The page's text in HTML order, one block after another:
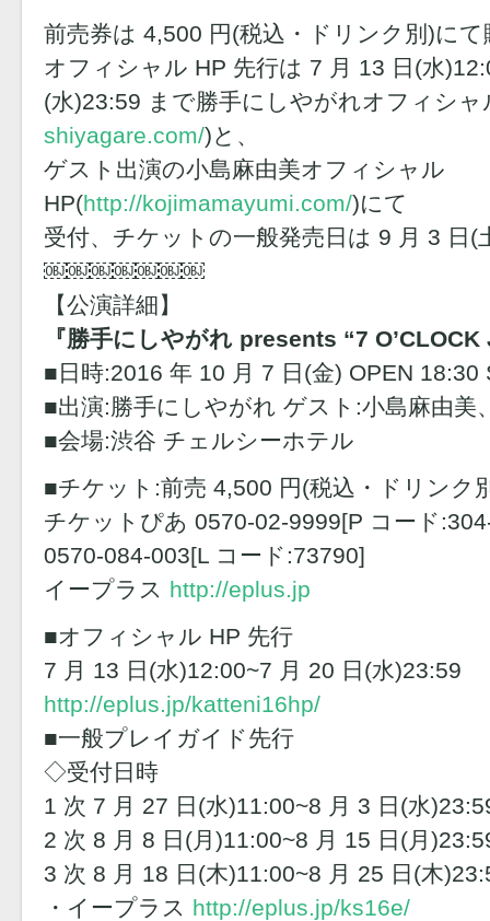
前売券は 4,500 円(税込・ドリンク別)にて
オフィシャル HP 先行は 7 月 13 日(水
(水)23:59 まで勝手にしやがれオフィシャ
shiyagare.com/)と、
ゲスト出演の小島麻由美オフィシャル
HP(http://kojimamayumi.com/)にて
受付、チケットの一般発売日は 9 月 3 日(
￼￼￼￼￼￼￼
【公演詳細】
『勝手にしやがれ presents “7 O’CLOCK
■日時:2016 年 10 月 7 日(金) OPEN 18:30
■出演:勝手にしやがれ ゲスト:小島麻由美
■会場:渋谷 チェルシーホテル
■チケット:前売 4,500 円(税込・ドリンク
チケットぴあ 0570-02-9999[P コード
0570-084-003[L コード:73790]
イープラス http://eplus.jp
■オフィシャル HP 先行
7 月 13 日(水)12:00~7 月 20 日(水)23:59
http://eplus.jp/katteni16hp/
■一般プレイガイド先行
◇受付日時
1 次 7 月 27 日(水)11:00~8 月 3 日(水
2 次 8 月 8 日(月)11:00~8 月 15 日(月
3 次 8 月 18 日(木)11:00~8 月 25 日(木
・イープラス http://eplus.jp/ks16e/